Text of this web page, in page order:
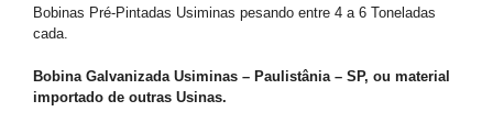
Bobinas Pré-Pintadas Usiminas pesando entre 4 a 6 Toneladas
cada.
Bobina Galvanizada Usiminas – Paulistânia – SP, ou material
importado de outras Usinas.